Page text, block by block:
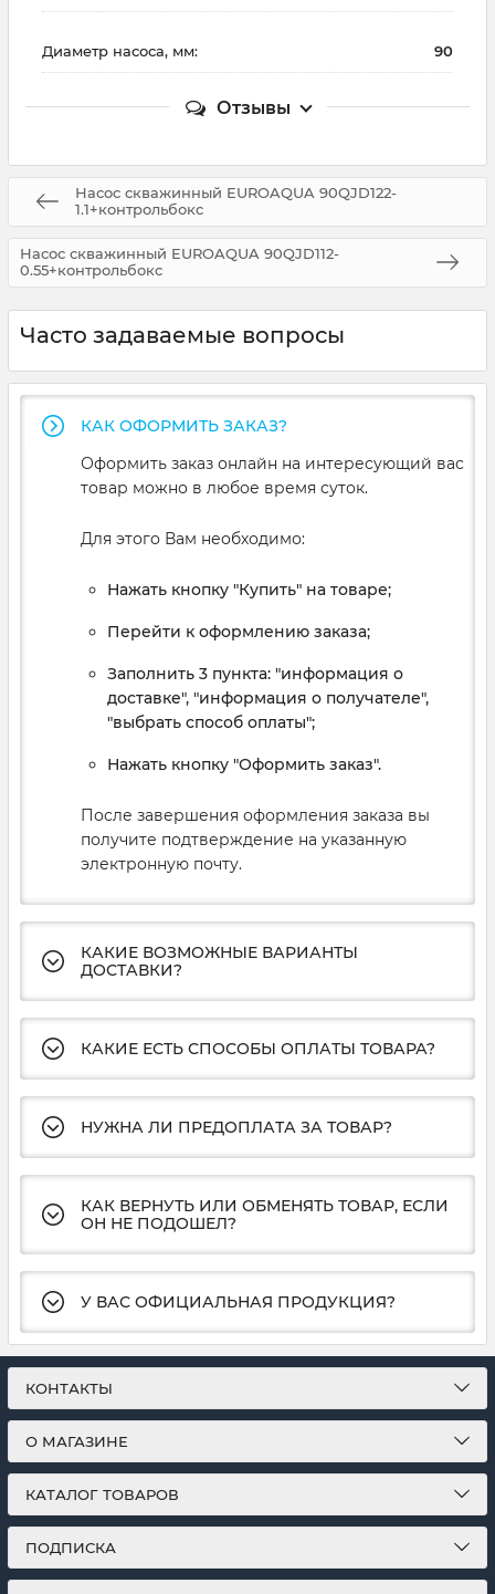
Диаметр насоса, мм: 90
Отзывы
Насос скважинный EUROAQUA 90QJD122-
1.1+контрольбокc
Насос скважинный EUROAQUA 90QJD112-
0.55+контрольбокc
Часто задаваемые вопросы
КАК ОФОРМИТЬ ЗАКАЗ?
Оформить заказ онлайн на интересующий вас
товар можно в любое время суток.
Для этого Вам необходимо:
Нажать кнопку "Купить" на товаре;
Перейти к оформлению заказа;
Заполнить 3 пункта: "информация о
доставке", "информация о получателе",
"выбрать способ оплаты";
Нажать кнопку "Оформить заказ".
После завершения оформления заказа вы
получите подтверждение на указанную
электронную почту.
КАКИЕ ВОЗМОЖНЫЕ ВАРИАНТЫ
ДОСТАВКИ?
КАКИЕ ЕСТЬ СПОСОБЫ ОПЛАТЫ ТОВАРА?
НУЖНА ЛИ ПРЕДОПЛАТА ЗА ТОВАР?
КАК ВЕРНУТЬ ИЛИ ОБМЕНЯТЬ ТОВАР, ЕСЛИ
ОН НЕ ПОДОШЕЛ?
У ВАС ОФИЦИАЛЬНАЯ ПРОДУКЦИЯ?
КОНТАКТЫ
О МАГАЗИНЕ
КАТАЛОГ ТОВАРОВ
ПОДПИСКА